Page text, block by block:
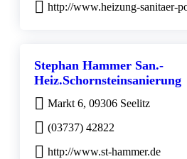
http://www.heizung-sanitaer-
Stephan Hammer San.-
Heiz.Schornsteinsanierung
Markt 6, 09306 Seelitz
(03737) 42822
http://www.st-hammer.de